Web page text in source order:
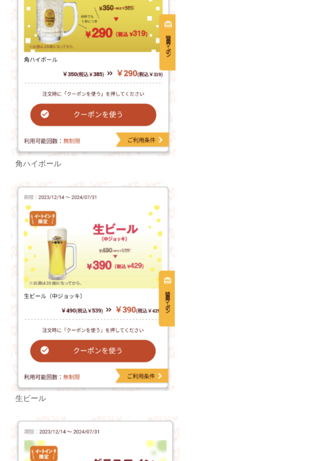
角ハイボール
生ビール